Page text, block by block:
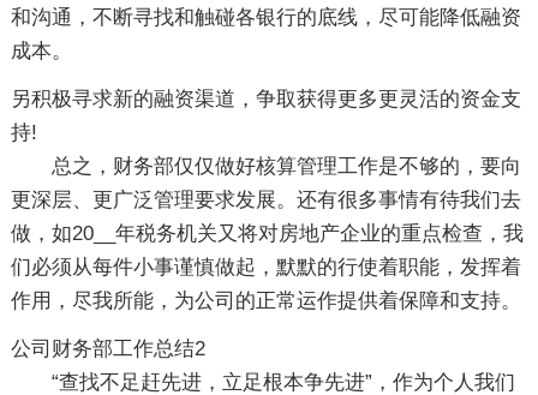
和沟通，不断寻找和触碰各银行的底线，尽可能降低融资
成本。
另积极寻求新的融资渠道，争取获得更多更灵活的资金支
持!
总之，财务部仅仅做好核算管理工作是不够的，要向
更深层、更广泛管理要求发展。还有很多事情有待我们去
做，如20__年税务机关又将对房地产企业的重点检查，我
们必须从每件小事谨慎做起，默默的行使着职能，发挥着
作用，尽我所能，为公司的正常运作提供着保障和支持。
公司财务部工作总结2
“查找不足赶先进，立足根本争先进”，作为个人我们